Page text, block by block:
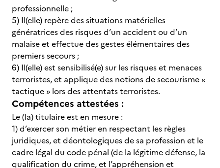
professionnelle ;
5) Il(elle) repère des situations matérielles
génératrices des risques d’un accident ou d’un
malaise et effectue des gestes élémentaires des
premiers secours ;
6) Il(elle) est sensibilisé(e) sur les risques et menaces
terroristes, et applique des notions de secourisme «
tactique » lors des attentats terroristes.
Compétences attestées :
Le (la) titulaire est en mesure :
1) d’exercer son métier en respectant les règles
juridiques, et déontologiques de sa profession et le
cadre légal du code pénal (de la légitime défense, la
qualification du crime, et l’appréhension et